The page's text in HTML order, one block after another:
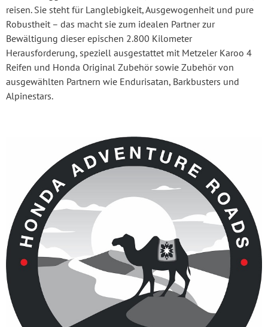
reisen. Sie steht für Langlebigkeit, Ausgewogenheit und pure
Robustheit – das macht sie zum idealen Partner zur
Bewältigung dieser epischen 2.800 Kilometer
Herausforderung, speziell ausgestattet mit Metzeler Karoo 4
Reifen und Honda Original Zubehör sowie Zubehör von
ausgewählten Partnern wie Endurisatan, Barkbusters und
Alpinestars.